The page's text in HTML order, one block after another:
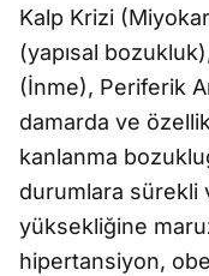
Kalp Krizi
(yapısal
(İnme), Periferik
damarda ve
kanlanma
durumlara sürekli
yüksekliğine
hipertansiyon,